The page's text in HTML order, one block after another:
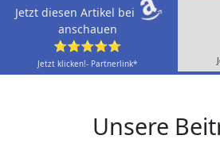
Jetzt diesen Artikel bei
anschauen
⭐⭐⭐⭐⭐
Jetzt klicken!- Partnerlink*
Unsere